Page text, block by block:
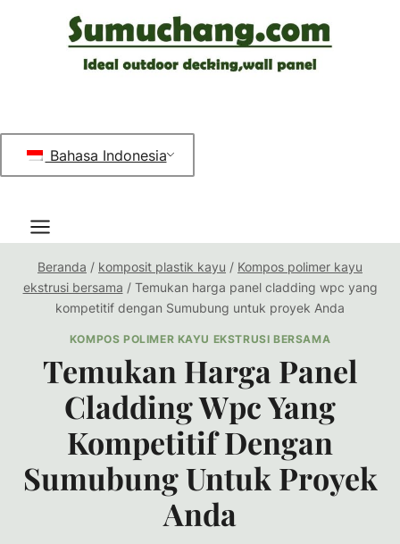
Bahasa Indonesia
Beranda / komposit plastik kayu / Kompos polimer kayu
ekstrusi bersama / Temukan harga panel cladding wpc yang
kompetitif dengan Sumubung untuk proyek Anda
KOMPOS POLIMER KAYU EKSTRUSI BERSAMA
Temukan Harga Panel
Cladding Wpc Yang
Kompetitif Dengan
Sumubung Untuk Proyek
Anda